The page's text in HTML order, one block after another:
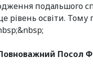
подальшого
рівень освіти.
Посол